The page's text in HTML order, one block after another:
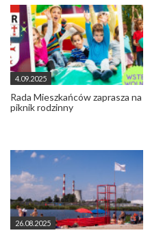
4.09.2025
Rada Mieszkańców zaprasza na
piknik rodzinny
26.08.2025